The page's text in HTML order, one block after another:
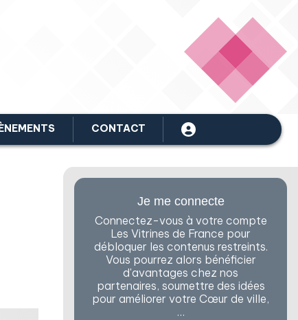
CONTACT
Je me connecte
Connectez-vous à votre compte
Les Vitrines de France pour
débloquer les contenus restreints.
Vous pourrez alors bénéficier
d'avantages chez nos
partenaires, soumettre des idées
pour améliorer votre Cœur de ville,
…